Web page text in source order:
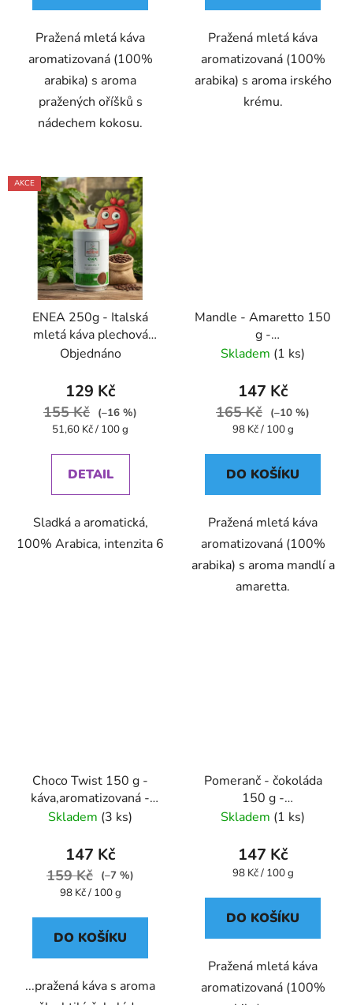
Pražená mletá káva
aromatizovaná (100%
arabika) s aroma
pražených oříšků s
nádechem kokosu.
Pražená mletá káva
aromatizovaná (100%
arabika) s aroma irského
krému.
AKCE
ENEA 250g - Italská
mletá káva plechová
dóza Caffe Pompeii
Objednáno
129 Kč
155 Kč
(–16 %)
Měrná
51,60 Kč / 100 g
DETAIL
Sladká a aromatická,
100% Arabica, intenzita 6
Mandle - Amaretto 150
g -
káva,aromatizovaná,mletá
Skladem (1 ks)
147 Kč
165 Kč
(–10 %)
Měrná
98 Kč / 100 g
DO KOŠÍKU
Pražená mletá káva
aromatizovaná (100%
arabika) s aroma mandlí a
amaretta.
Choco Twist 150 g -
káva,aromatizovaná -
Oxalis
Skladem (3 ks)
147 Kč
159 Kč
(–7 %)
Měrná
98 Kč / 100 g
DO KOŠÍKU
...pražená káva s aroma
Pomeranč - čokoláda
150 g -
káva,aromatizovaná,mletá
Skladem (1 ks)
147 Kč
Měrná
98 Kč / 100 g
DO KOŠÍKU
Pražená mletá káva
aromatizovaná (100%